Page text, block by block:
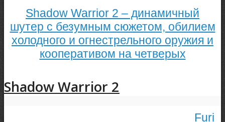
Shadow Warrior 2 – динамичный
шутер с безумным сюжетом, обилием
холодного и огнестрельного оружия и
кооперативом на четверых
Shadow Warrior 2
Furi